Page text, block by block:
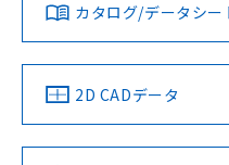
みください。
ソフトウェアの使用条件
対応済み
中国 RoHS 注意事項・
カタログ/データシ
2D CADデータ